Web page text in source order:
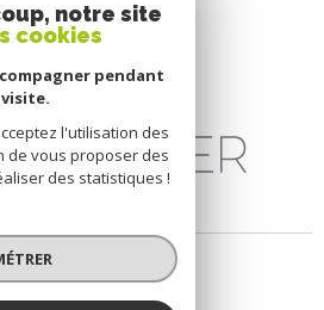
notre site
cookies
pendant
l'utilisation des
de vous proposer des
des statistiques !